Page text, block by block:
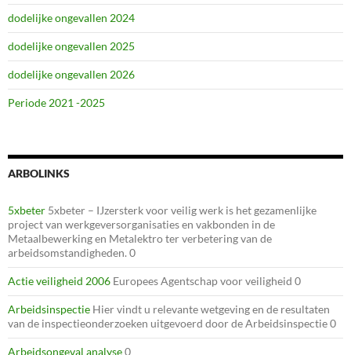
dodelijke ongevallen 2024
dodelijke ongevallen 2025
dodelijke ongevallen 2026
Periode 2021 -2025
ARBOLINKS
5xbeter 5xbeter – IJzersterk voor veilig werk is het gezamenlijke
project van werkgeversorganisaties en vakbonden in de
Metaalbewerking en Metalektro ter verbetering van de
arbeidsomstandigheden. 0
Actie veiligheid 2006 Europees Agentschap voor veiligheid 0
Arbeidsinspectie Hier vindt u relevante wetgeving en de resultaten
van de inspectieonderzoeken uitgevoerd door de Arbeidsinspectie 0
Arbeidsongeval analyse0